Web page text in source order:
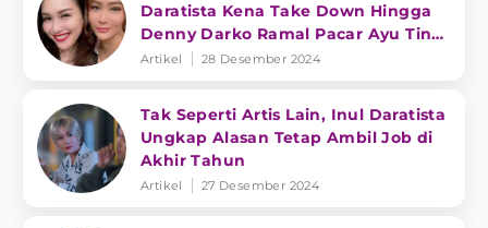
Daratista Kena Take Down Hingga
Denny Darko Ramal Pacar Ayu Ting
Ting
Artikel 28 Desember 2024
Tak Seperti Artis Lain, Inul Daratista
Ungkap Alasan Tetap Ambil Job di
Akhir Tahun
Artikel 27 Desember 2024